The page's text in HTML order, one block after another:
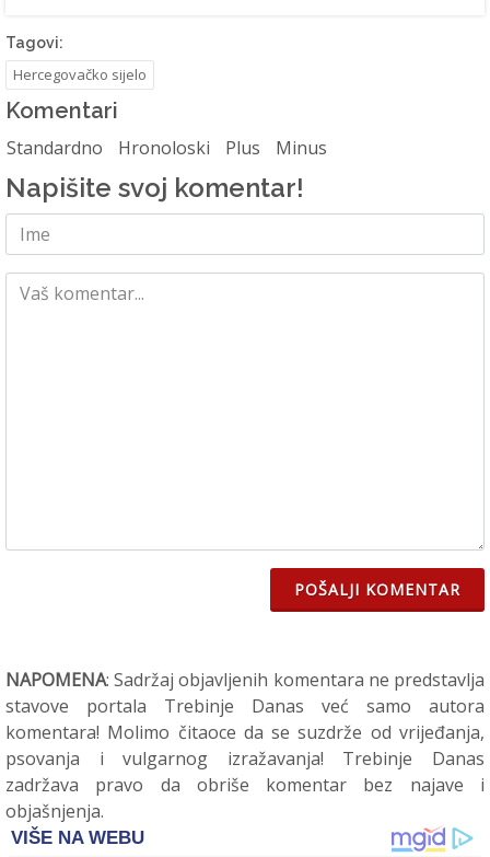
Tagovi:
Hercegovačko sijelo
Komentari
Standardno Hronoloski Plus Minus
Napišite svoj komentar!
POŠALJI KOMENTAR
NAPOMENA: Sadržaj objavljenih komentara ne predstavlja
stavove portala Trebinje Danas već samo autora
komentara! Molimo čitaoce da se suzdrže od vrijeđanja,
psovanja i vulgarnog izražavanja! Trebinje Danas
zadržava pravo da obriše komentar bez najave i
objašnjenja.